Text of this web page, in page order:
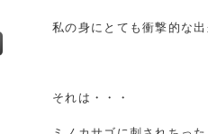
私の身にとても衝撃的な
それは・・・